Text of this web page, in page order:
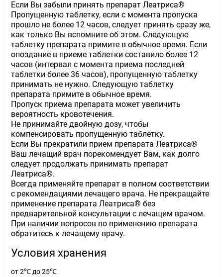
Если Вы забыли принять препарат Леатриса®
Пропущенную таблетку, если с момента пропуска
прошло не более 12 часов, следует принять сразу же,
как только Вы вспомните об этом. Следующую
таблетку препарата примите в обычное время. Если
опоздание в приеме таблетки составило более 12
часов (интервал с момента приема последней
таблетки более 36 часов), пропущенную таблетку
принимать не нужно. Следующую таблетку
препарата примите в обычное время.
Пропуск приема препарата может увеличить
вероятность кровотечения.
Не принимайте двойную дозу, чтобы
компенсировать пропущенную таблетку.
Если Вы прекратили прием препарата Леатриса®
Ваш лечащий врач порекомендует Вам, как долго
следует продолжать принимать препарат
Леатриса®.
Всегда применяйте препарат в полном соответствии
с рекомендациями лечащего врача. Не прекращайте
применение препарата Леатриса® без
предварительной консультации с лечащим врачом.
При наличии вопросов по применению препарата
обратитесь к лечащему врачу.
Условия хранения
от 2℃ до 25℃